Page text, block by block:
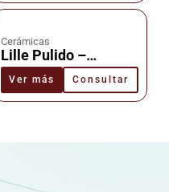
Cerámicas
Lille Pulido –
Cerámica –
Cañuelas
Ver más Consultar